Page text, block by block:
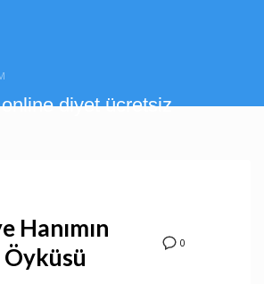
diyet ücretsiz
0
Hanımın
Öyküsü